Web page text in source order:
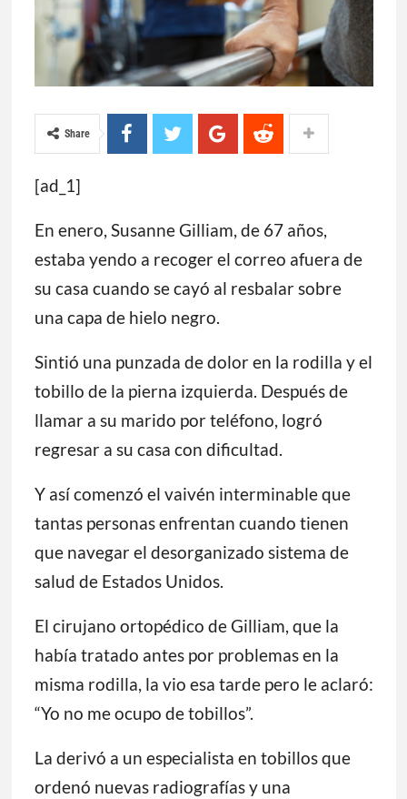
Share
[ad_1]
En enero, Susanne Gilliam, de 67 años,
estaba yendo a recoger el correo afuera de
su casa cuando se cayó al resbalar sobre
una capa de hielo negro.
Sintió una punzada de dolor en la rodilla y el
tobillo de la pierna izquierda. Después de
llamar a su marido por teléfono, logró
regresar a su casa con dificultad.
Y así comenzó el vaivén interminable que
tantas personas enfrentan cuando tienen
que navegar el desorganizado sistema de
salud de Estados Unidos.
El cirujano ortopédico de Gilliam, que la
había tratado antes por problemas en la
misma rodilla, la vio esa tarde pero le aclaró:
“Yo no me ocupo de tobillos”.
La derivó a un especialista en tobillos que
ordenó nuevas radiografías y una